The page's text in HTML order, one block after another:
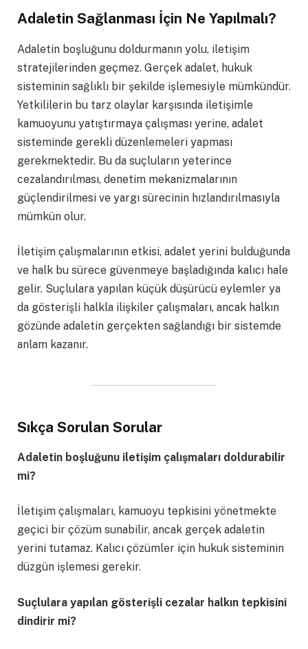
Adaletin Sağlanması İçin Ne Yapılmalı?
Adaletin boşluğunu doldurmanın yolu, iletişim
stratejilerinden geçmez. Gerçek adalet, hukuk
sisteminin sağlıklı bir şekilde işlemesiyle mümkündür.
Yetkililerin bu tarz olaylar karşısında iletişimle
kamuoyunu yatıştırmaya çalışması yerine, adalet
sisteminde gerekli düzenlemeleri yapması
gerekmektedir. Bu da suçluların yeterince
cezalandırılması, denetim mekanizmalarının
güçlendirilmesi ve yargı sürecinin hızlandırılmasıyla
mümkün olur.
İletişim çalışmalarının etkisi, adalet yerini bulduğunda
ve halk bu sürece güvenmeye başladığında kalıcı hale
gelir. Suçlulara yapılan küçük düşürücü eylemler ya
da gösterişli halkla ilişkiler çalışmaları, ancak halkın
gözünde adaletin gerçekten sağlandığı bir sistemde
anlam kazanır.
Sıkça Sorulan Sorular
Adaletin boşluğunu iletişim çalışmaları doldurabilir
mi?
İletişim çalışmaları, kamuoyu tepkisini yönetmekte
geçici bir çözüm sunabilir, ancak gerçek adaletin
yerini tutamaz. Kalıcı çözümler için hukuk sisteminin
düzgün işlemesi gerekir.
Suçlulara yapılan gösterişli cezalar halkın tepkisini
dindirir mi?